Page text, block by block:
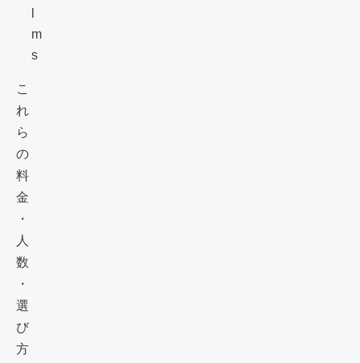
m
s
こ
れ
ら
の
料
金
・
人
数
・
選
び
方